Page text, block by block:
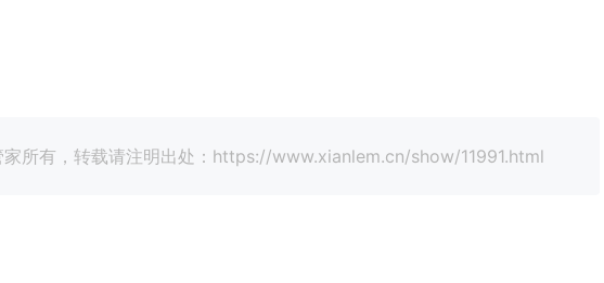
家所有，转载请注明出处：https://www.xianlem.cn/show/11991.html